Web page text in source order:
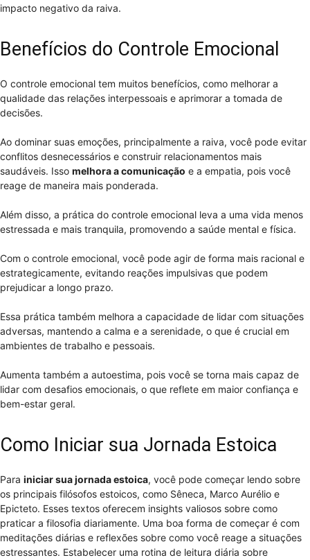
impacto negativo da raiva.
Benefícios do Controle Emocional
O controle emocional tem muitos benefícios, como melhorar a
qualidade das relações interpessoais e aprimorar a tomada de
decisões.
Ao dominar suas emoções, principalmente a raiva, você pode evitar
conflitos desnecessários e construir relacionamentos mais
saudáveis. Isso melhora a comunicação e a empatia, pois você
reage de maneira mais ponderada.
Além disso, a prática do controle emocional leva a uma vida menos
estressada e mais tranquila, promovendo a saúde mental e física.
Com o controle emocional, você pode agir de forma mais racional e
estrategicamente, evitando reações impulsivas que podem
prejudicar a longo prazo.
Essa prática também melhora a capacidade de lidar com situações
adversas, mantendo a calma e a serenidade, o que é crucial em
ambientes de trabalho e pessoais.
Aumenta também a autoestima, pois você se torna mais capaz de
lidar com desafios emocionais, o que reflete em maior confiança e
bem-estar geral.
Como Iniciar sua Jornada Estoica
Para iniciar sua jornada estoica, você pode começar lendo sobre
os principais filósofos estoicos, como Sêneca, Marco Aurélio e
Epicteto. Esses textos oferecem insights valiosos sobre como
praticar a filosofia diariamente. Uma boa forma de começar é com
meditações diárias e reflexões sobre como você reage a situações
estressantes. Estabelecer uma rotina de leitura diária sobre